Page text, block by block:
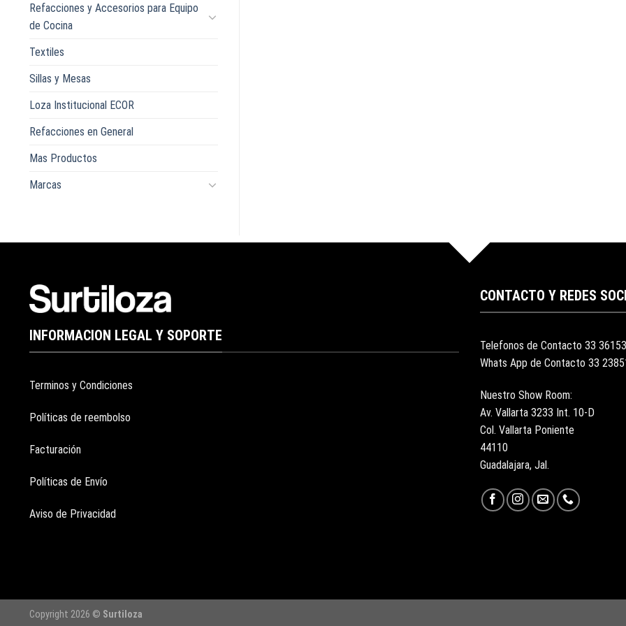
Refacciones y Accesorios para Equipo
de Cocina
Textiles
Sillas y Mesas
Loza Institucional ECOR
Refacciones en General
Mas Productos
Marcas
INFORMACION LEGAL Y SOPORTE
Terminos y Condiciones
Políticas de reembolso
Facturación
Políticas de Envío
Aviso de Privacidad
CONTACTO Y REDES
Telefonos de Contacto 33
Whats App de Contacto 33
Nuestro Show Room:
Av. Vallarta 3233 Int. 10-D
Col. Vallarta Poniente
44110
Guadalajara, Jal.
Copyright 2026 © Surtiloza